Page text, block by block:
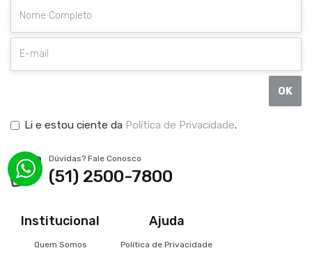
OK
Li e estou ciente da Política de Privacidade.
Dúvidas? Fale Conosco
(51) 2500-7800
Institucional
Quem Somos
Ajuda
Política de Privacidade